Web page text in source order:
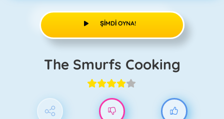
ŞIMDI OYNA!
The Smurfs Cooking